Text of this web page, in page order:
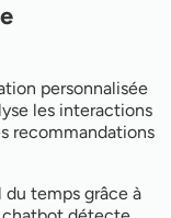
personnalisée
les interactions
recommandations
du temps grâce à